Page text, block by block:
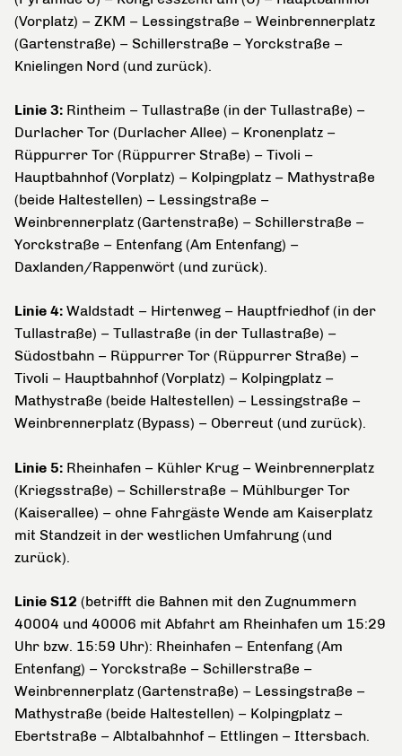
(Vorplatz) – ZKM – Lessingstraße – Weinbrennerplatz
(Gartenstraße) – Schillerstraße – Yorckstraße –
Knielingen Nord (und zurück).
Linie 3: Rintheim – Tullastraße (in der Tullastraße) –
Durlacher Tor (Durlacher Allee) – Kronenplatz –
Rüppurrer Tor (Rüppurrer Straße) – Tivoli –
Hauptbahnhof (Vorplatz) – Kolpingplatz – Mathystraße
(beide Haltestellen) – Lessingstraße –
Weinbrennerplatz (Gartenstraße) – Schillerstraße –
Yorckstraße – Entenfang (Am Entenfang) –
Daxlanden/Rappenwört (und zurück).
Linie 4: Waldstadt – Hirtenweg – Hauptfriedhof (in der
Tullastraße) – Tullastraße (in der Tullastraße) –
Südostbahn – Rüppurrer Tor (Rüppurrer Straße) –
Tivoli – Hauptbahnhof (Vorplatz) – Kolpingplatz –
Mathystraße (beide Haltestellen) – Lessingstraße –
Weinbrennerplatz (Bypass) – Oberreut (und zurück).
Linie 5: Rheinhafen – Kühler Krug – Weinbrennerplatz
(Kriegsstraße) – Schillerstraße – Mühlburger Tor
(Kaiserallee) – ohne Fahrgäste Wende am Kaiserplatz
mit Standzeit in der westlichen Umfahrung (und
zurück).
Linie S12 (betrifft die Bahnen mit den Zugnummern
40004 und 40006 mit Abfahrt am Rheinhafen um 15:29
Uhr bzw. 15:59 Uhr): Rheinhafen – Entenfang (Am
Entenfang) – Yorckstraße – Schillerstraße –
Weinbrennerplatz (Gartenstraße) – Lessingstraße –
Mathystraße (beide Haltestellen) – Kolpingplatz –
Ebertstraße – Albtalbahnhof – Ettlingen – Ittersbach.